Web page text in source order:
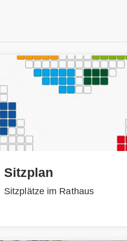
Sitzplan
Sitzplätze im Rathaus